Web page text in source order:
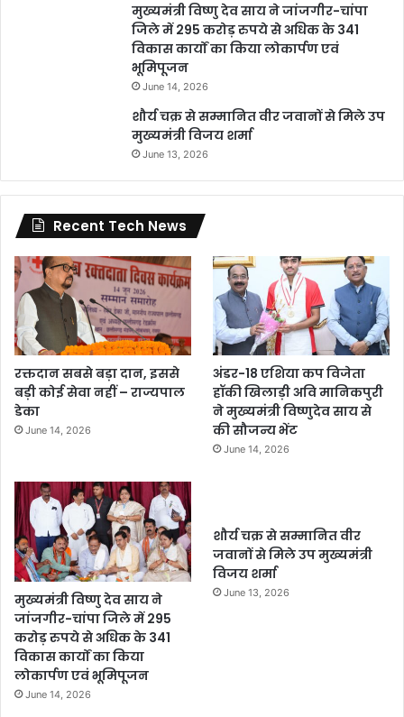
मुख्यमंत्री विष्णु देव साय ने जांजगीर-चांपा
जिले में 295 करोड़ रुपये से अधिक के 341
विकास कार्यों का किया लोकार्पण एवं
भूमिपूजन
June 14, 2026
शौर्य चक्र से सम्मानित वीर जवानों से मिले उप
मुख्यमंत्री विजय शर्मा
June 13, 2026
Recent Tech News
रक्तदान सबसे बड़ा दान, इससे
बड़ी कोई सेवा नहीं – राज्यपाल
डेका
June 14, 2026
अंडर-18 एशिया कप विजेता
हॉकी खिलाड़ी अवि मानिकपुरी
ने मुख्यमंत्री विष्णुदेव साय से
की सौजन्य भेंट
June 14, 2026
मुख्यमंत्री विष्णु देव साय ने
जांजगीर-चांपा जिले में 295
करोड़ रुपये से अधिक के 341
विकास कार्यों का किया
लोकार्पण एवं भूमिपूजन
June 14, 2026
शौर्य चक्र से सम्मानित वीर
जवानों से मिले उप मुख्यमंत्री
विजय शर्मा
June 13, 2026